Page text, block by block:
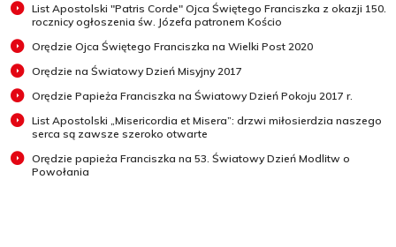
List Apostolski "Patris Corde" Ojca Świętego Franciszka z okazji 150.
rocznicy ogłoszenia św. Józefa patronem Kościo
Orędzie Ojca Świętego Franciszka na Wielki Post 2020
Orędzie na Światowy Dzień Misyjny 2017
Orędzie Papieża Franciszka na Światowy Dzień Pokoju 2017 r.
List Apostolski „Misericordia et Misera”: drzwi miłosierdzia naszego
serca są zawsze szeroko otwarte
Orędzie papieża Franciszka na 53. Światowy Dzień Modlitw o
Powołania